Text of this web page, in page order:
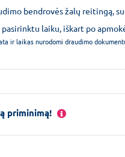
bendrovės žalų reitingą,
pasirinktu laiku, iškart po
ir laikas nurodomi draudimo
priminimą!